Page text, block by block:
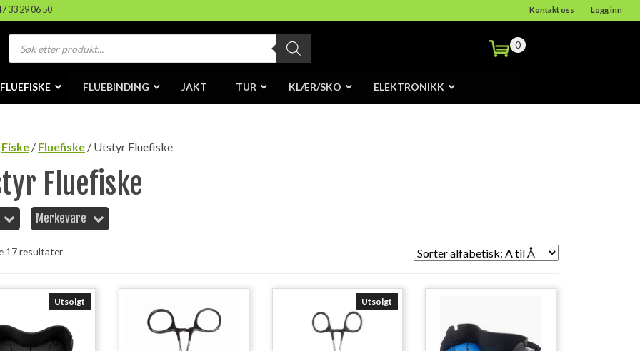
33 29 06 50 Kontakt oss Logg inn
Products
search
0
FLUEFISKE FLUEBINDING JAKT TUR KLÆR/SKO ELEKTRONIKK
Fiske / Fluefiske / Utstyr Fluefiske
Fluefiske
Merkevare
17 resultater
Utsolgt Utsolgt